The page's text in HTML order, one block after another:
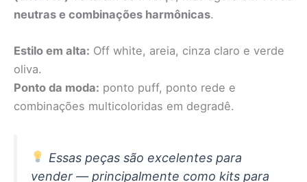
neutras e combinações harmônicas.
Estilo em alta: Off white, areia, cinza claro e verde
oliva.
Ponto da moda: ponto puff, ponto rede e
combinações multicoloridas em degradê.
Essas peças são excelentes para
vender — principalmente como kits para